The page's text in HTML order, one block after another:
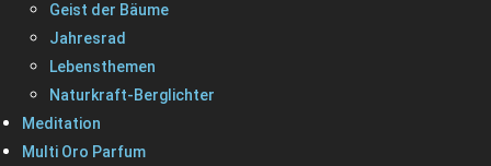
Geist der Bäume
Jahresrad
Lebensthemen
Naturkraft-Berglichter
Meditation
Multi Oro Parfum